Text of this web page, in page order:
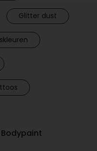
Glitter dust